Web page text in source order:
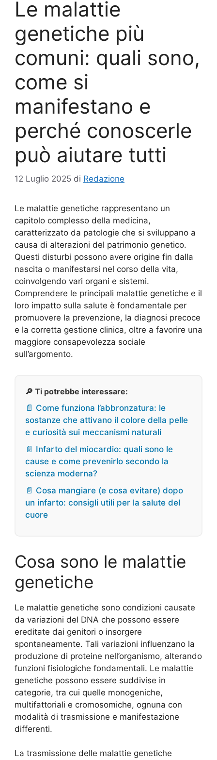
Le malattie
genetiche più
comuni: quali sono,
come si
manifestano e
perché conoscerle
può aiutare tutti
12 Luglio 2025 di Redazione
Le malattie genetiche rappresentano un
capitolo complesso della medicina,
caratterizzato da patologie che si sviluppano a
causa di alterazioni del patrimonio genetico.
Questi disturbi possono avere origine fin dalla
nascita o manifestarsi nel corso della vita,
coinvolgendo vari organi e sistemi.
Comprendere le principali malattie genetiche e il
loro impatto sulla salute è fondamentale per
promuovere la prevenzione, la diagnosi precoce
e la corretta gestione clinica, oltre a favorire una
maggiore consapevolezza sociale
sull’argomento.
🔎 Ti potrebbe interessare:
📄 Come funziona l’abbronzatura: le
sostanze che attivano il colore della pelle
e curiosità sui meccanismi naturali
📄 Infarto del miocardio: quali sono le
cause e come prevenirlo secondo la
scienza moderna?
📄 Cosa mangiare (e cosa evitare) dopo
un infarto: consigli utili per la salute del
cuore
Cosa sono le malattie
genetiche
Le malattie genetiche sono condizioni causate
da variazioni del DNA che possono essere
ereditate dai genitori o insorgere
spontaneamente. Tali variazioni influenzano la
produzione di proteine nell’organismo, alterando
funzioni fisiologiche fondamentali. Le malattie
genetiche possono essere suddivise in
categorie, tra cui quelle monogeniche,
multifattoriali e cromosomiche, ognuna con
modalità di trasmissione e manifestazione
differenti.
La trasmissione delle malattie genetiche